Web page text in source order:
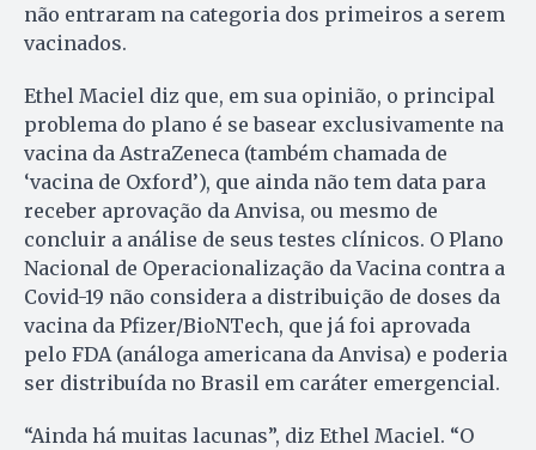
não entraram na categoria dos primeiros a serem
vacinados.
Ethel Maciel diz que, em sua opinião, o principal
problema do plano é se basear exclusivamente na
vacina da AstraZeneca (também chamada de
‘vacina de Oxford’), que ainda não tem data para
receber aprovação da Anvisa, ou mesmo de
concluir a análise de seus testes clínicos. O Plano
Nacional de Operacionalização da Vacina contra a
Covid-19 não considera a distribuição de doses da
vacina da Pfizer/BioNTech, que já foi aprovada
pelo FDA (análoga americana da Anvisa) e poderia
ser distribuída no Brasil em caráter emergencial.
“Ainda há muitas lacunas”, diz Ethel Maciel. “O